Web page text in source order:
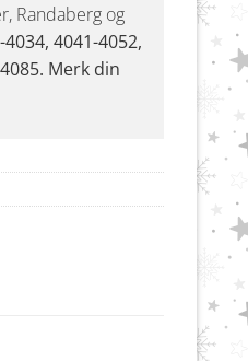
Randaberg og
4041-4052,
Merk din